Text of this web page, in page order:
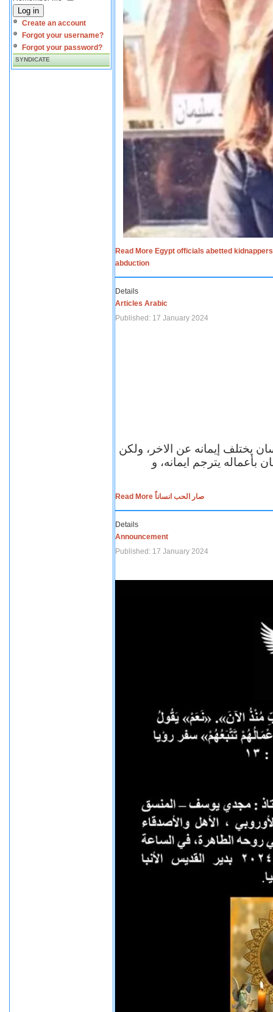
Log in
Create an account
Forgot your username?
Forgot your password?
SYNDICATE
Read More Egypt officials abetted
abduction
Details
Articles Arabic
Published: 17 January 2024
يختلف إيمانه عن الاخر، ولكن
بأعماله يترجم ايمانه، و
Read More صار الحب انساناً
Details
Announcement
Published: 17 January 2024